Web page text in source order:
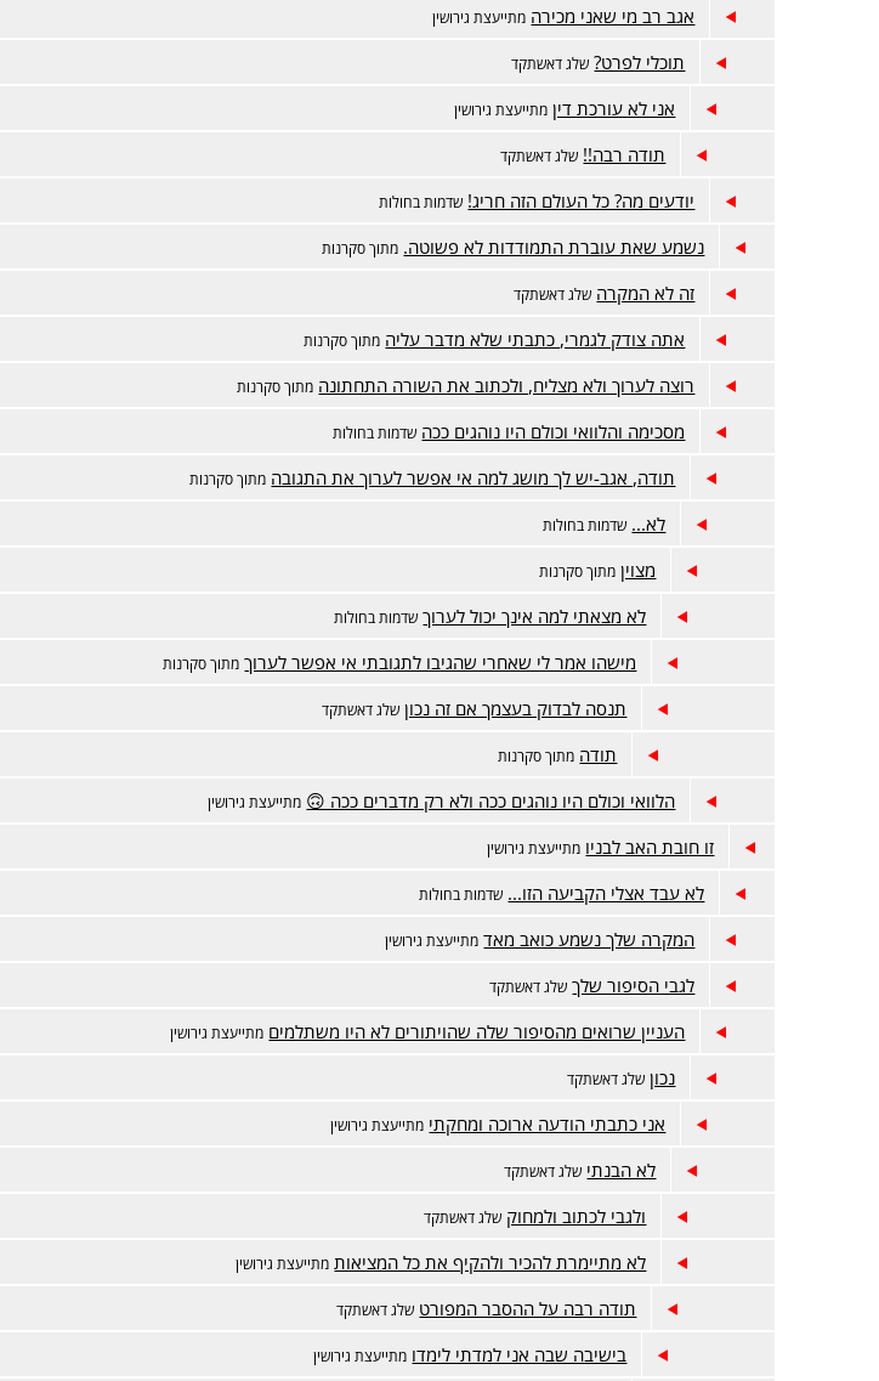
אגב רב מי שאני מכירה מתייעצת גירושין
תוכלי לפרט? שלג דאשתקד
אני לא עורכת דין מתייעצת גירושין
תודה רבה!! שלג דאשתקד
יודעים מה? כל העולם הזה חריג! שדמות בחולות
נשמע שאת עוברת התמודדות לא פשוטה. מתוך סקרנות
זה לא המקרה שלג דאשתקד
אתה צודק לגמרי, כתבתי שלא מדבר עליה מתוך סקרנות
רוצה לערוך ולא מצליח, ולכתוב את השורה התחתונה מתוך סקרנות
מסכימה והלוואי וכולם היו נוהגים ככה שדמות בחולות
תודה, אגב-יש לך מושג למה אי אפשר לערוך את התגובה מתוך סקרנות
לא... שדמות בחולות
מצוין מתוך סקרנות
לא מצאתי למה אינך יכול לערוך שדמות בחולות
מישהו אמר לי שאחרי שהגיבו לתגובתי אי אפשר לערוך מתוך סקרנות
תנסה לבדוק בעצמך אם זה נכון שלג דאשתקד
תודה מתוך סקרנות
הלוואי וכולם היו נוהגים ככה ולא רק מדברים ככה 🙃 מתייעצת גירושין
זו חובת האב לבניו מתייעצת גירושין
לא עבד אצלי הקביעה הזו... שדמות בחולות
המקרה שלך נשמע כואב מאד מתייעצת גירושין
לגבי הסיפור שלך שלג דאשתקד
העניין שרואים מהסיפור שלה שהויתורים לא היו משתלמים מתייעצת גירושין
נכון שלג דאשתקד
אני כתבתי הודעה ארוכה ומחקתי מתייעצת גירושין
לא הבנתי שלג דאשתקד
ולגבי לכתוב ולמחוק שלג דאשתקד
לא מתיימרת להכיר ולהקיף את כל המציאות מתייעצת גירושין
תודה רבה על ההסבר המפורט שלג דאשתקד
בישיבה שבה אני למדתי לימדו מתייעצת גירושין